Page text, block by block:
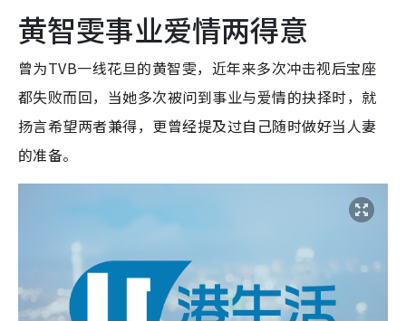
黄智雯事业爱情两得意
曾为TVB一线花旦的黄智雯，近年来多次冲击视后宝座
都失败而回，当她多次被问到事业与爱情的抉择时，就
扬言希望两者兼得，更曾经提及过自己随时做好当人妻
的准备。